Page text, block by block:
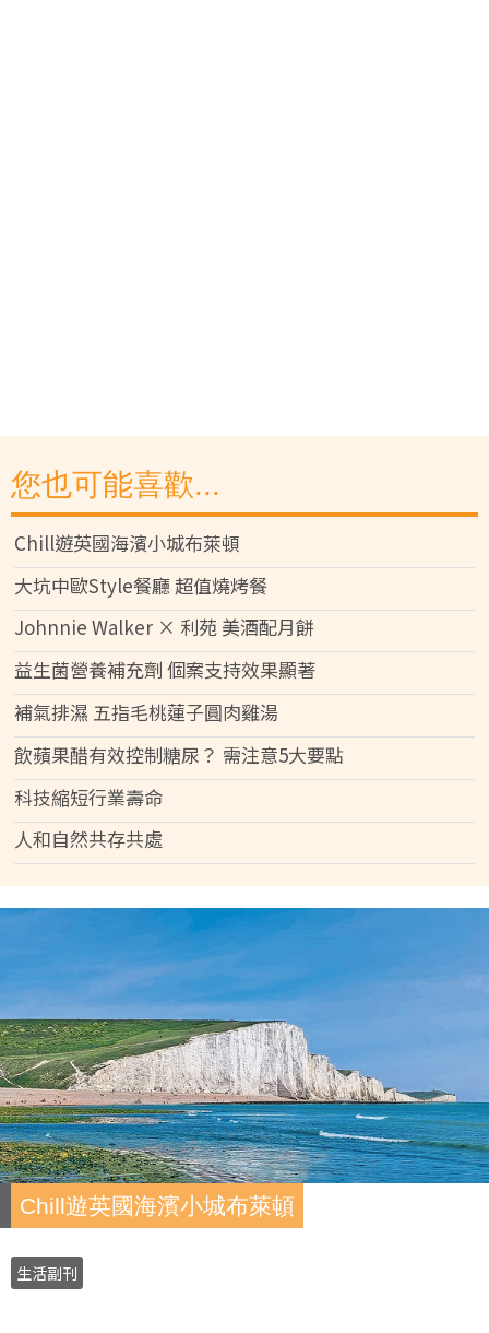
您也可能喜歡...
Chill遊英國海濱小城布萊頓
大坑中歐Style餐廳 超值燒烤餐
Johnnie Walker × 利苑 美酒配月餅
益生菌營養補充劑 個案支持效果顯著
補氣排濕 五指毛桃蓮子圓肉雞湯
飲蘋果醋有效控制糖尿？ 需注意5大要點
科技縮短行業壽命
人和自然共存共處
Chill遊英國海濱小城布萊頓
生活副刊